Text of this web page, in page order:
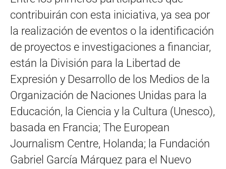
contribuirán con esta iniciativa, ya sea por
la realización de eventos o la identificación
de proyectos e investigaciones a financiar,
están la División para la Libertad de
Expresión y Desarrollo de los Medios de la
Organización de Naciones Unidas para la
Educación, la Ciencia y la Cultura (Unesco),
basada en Francia; The European
Journalism Centre, Holanda; la Fundación
Gabriel García Márquez para el Nuevo